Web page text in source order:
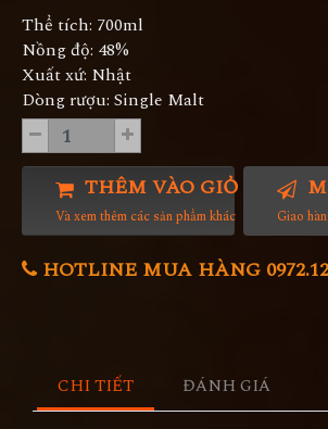
Thể tích: 700ml
Nồng độ: 48%
Xuất xứ: Nhật
Dòng rượu: Single Malt
THÊM VÀO GIỎ HÀNG
Và xem thêm các sản phẩm khác Giao
HOTLINE MUA HÀNG
CHI TIẾT ĐÁNH GIÁ